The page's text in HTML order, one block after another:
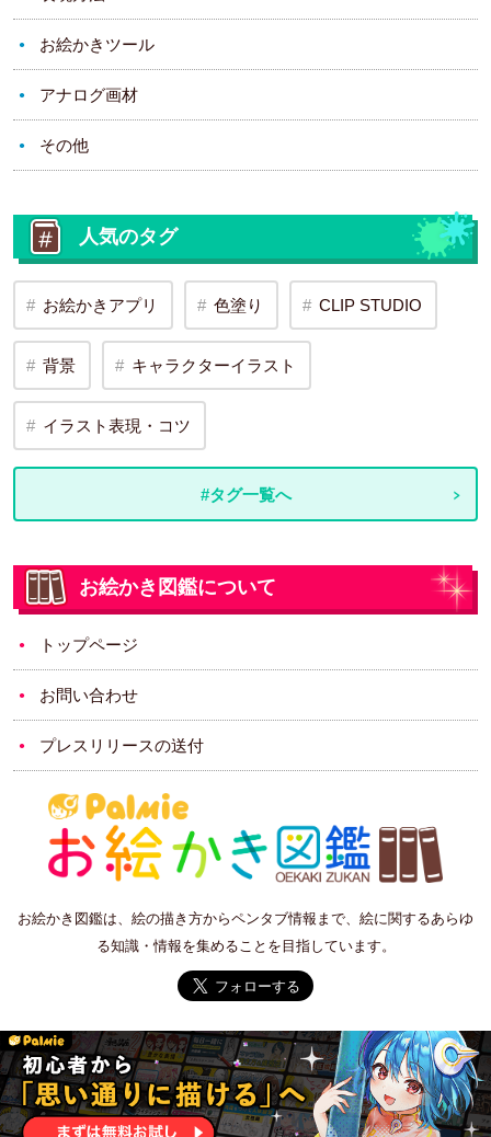
お絵かきツール
アナログ画材
その他
人気のタグ
お絵かきアプリ 色塗り CLIP STUDIO
背景 キャラクターイラスト
イラスト表現・コツ
#タグ一覧へ
お絵かき図鑑について
トップページ
お問い合わせ
プレスリリースの送付
お絵かき図鑑は、絵の描き方からペンタブ情報まで、絵に関するあらゆ
る知識・情報を集めることを目指しています。